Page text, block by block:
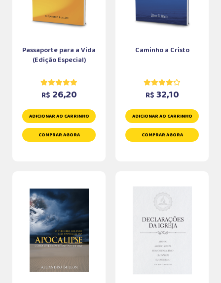
Passaporte para a Vida
(Edição Especial)
R$ 26,20
ADICIONAR AO CARRINHO
COMPRAR AGORA
Caminho a Cristo
R$ 32,10
ADICIONAR AO CARRINHO
COMPRAR AGORA